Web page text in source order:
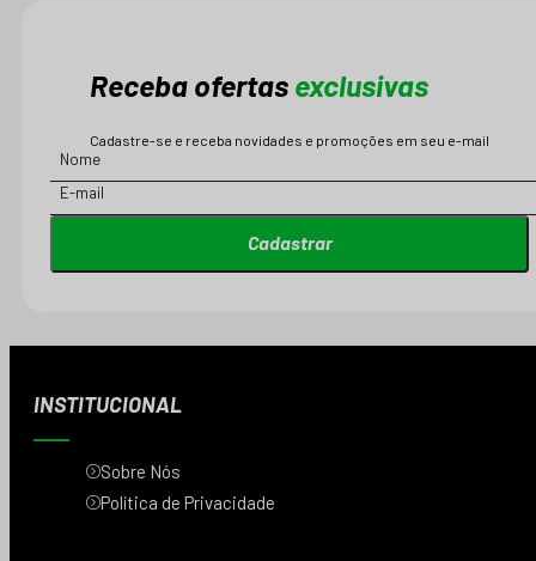
Receba ofertas exclusivas
Cadastre-se e receba novidades e promoções em seu e-mail
Cadastrar
INSTITUCIONAL
Sobre Nós
Política de Privacidade